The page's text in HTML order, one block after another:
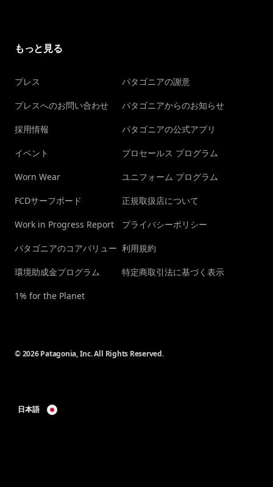
もっと見る
プレス
プレスへのお問い合わせ
採用情報
イベント
Worn Wear
FCDサーフボード
Work in Progress Report
パタゴニアのコアバリュー
環境助成金プログラム
1% for the Planet
パタゴニアの謝意
パタゴニアからのお知らせ
パタゴニアの公式アプリ
プロセールス プログラム
ユニフォーム プログラム
正規取扱店について
プライバシーポリシー
利用規約
特定商取引法に基づく表示
© 2026 Patagonia, Inc. All Rights Reserved.
日本語